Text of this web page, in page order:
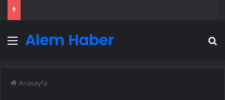
MenüAlem Haber
Anasayfa